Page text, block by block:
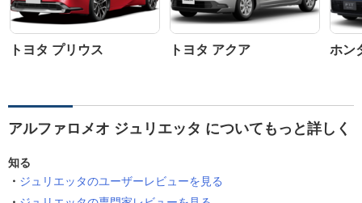
トヨタ プリウス トヨタ アクア ホン
アルファロメオ ジュリエッタ についてもっと詳しく
知る
ジュリエッタのユーザーレビューを見る